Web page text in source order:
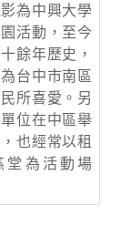
為中興大學
活動，至今
餘年歷史，
台中市南區
所喜愛。另
位在中區舉
也經常以租
堂為活動場